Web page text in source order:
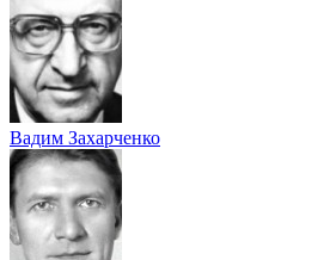
Вадим Захарченко